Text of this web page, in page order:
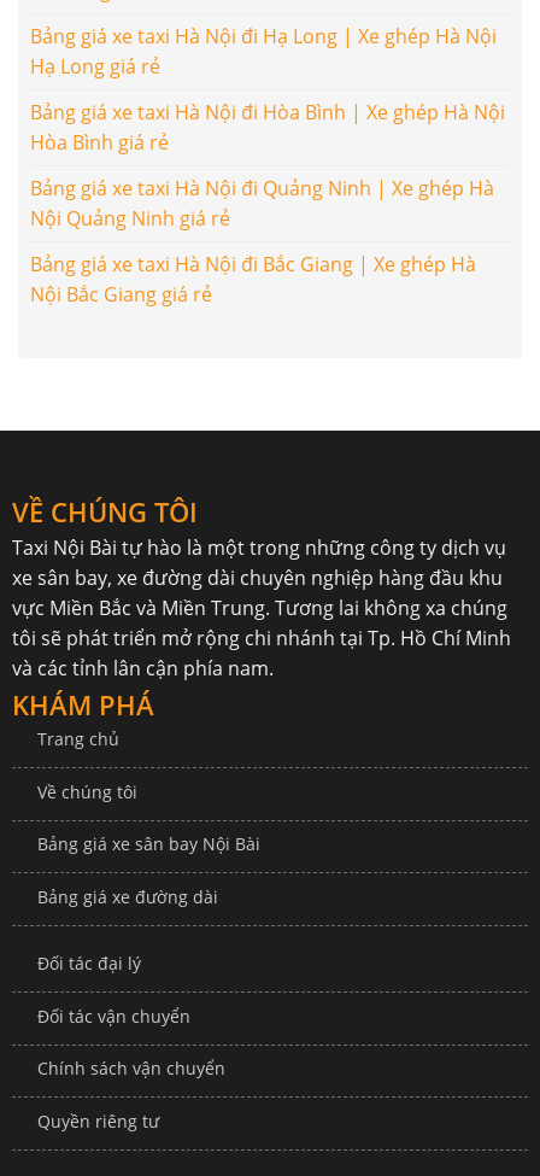
Bảng giá xe taxi Hà Nội đi Hạ Long | Xe ghép Hà Nội
Hạ Long giá rẻ
Bảng giá xe taxi Hà Nội đi Hòa Bình | Xe ghép Hà Nội
Hòa Bình giá rẻ
Bảng giá xe taxi Hà Nội đi Quảng Ninh | Xe ghép Hà
Nội Quảng Ninh giá rẻ
Bảng giá xe taxi Hà Nội đi Bắc Giang | Xe ghép Hà
Nội Bắc Giang giá rẻ
VỀ CHÚNG TÔI
Taxi Nội Bài tự hào là một trong những công ty dịch vụ
xe sân bay, xe đường dài chuyên nghiệp hàng đầu khu
vực Miền Bắc và Miền Trung. Tương lai không xa chúng
tôi sẽ phát triển mở rộng chi nhánh tại Tp. Hồ Chí Minh
và các tỉnh lân cận phía nam.
KHÁM PHÁ
Trang chủ
Về chúng tôi
Bảng giá xe sân bay Nội Bài
Bảng giá xe đường dài
Đối tác đại lý
Đối tác vận chuyển
Chính sách vận chuyển
Quyền riêng tư